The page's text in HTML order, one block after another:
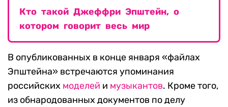
Кто такой Джеффри Эпштейн, о
котором говорит весь мир
В опубликованных в конце января «файлах
Эпштейна» встречаются упоминания
российских моделей и музыкантов. Кроме того,
из обнародованных документов по делу